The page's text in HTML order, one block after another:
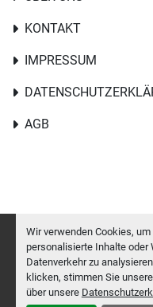
Wir verwenden Cookies,
personalisierte Inhalte oder
Datenverkehr zu
klicken, stimmen Sie
über unsere
KONTAKT
IMPRESSUM
AGB
Machinio